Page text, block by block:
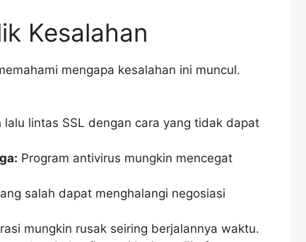
Kesalahan
mengapa kesalahan ini muncul.
lalu lintas SSL dengan cara yang tidak dapat
Program antivirus mungkin mencegat
salah dapat menghalangi negosiasi
mungkin rusak seiring berjalannya waktu.